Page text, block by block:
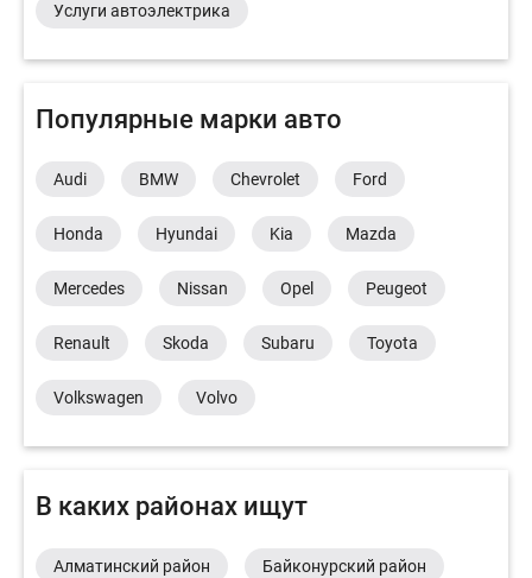
Услуги автоэлектрика
Популярные марки авто
Audi BMW Chevrolet Ford
Honda Hyundai Kia Mazda
Mercedes Nissan Opel Peugeot
Renault Skoda Subaru Toyota
Volkswagen Volvo
В каких районах ищут
Алматинский район Байконурский район